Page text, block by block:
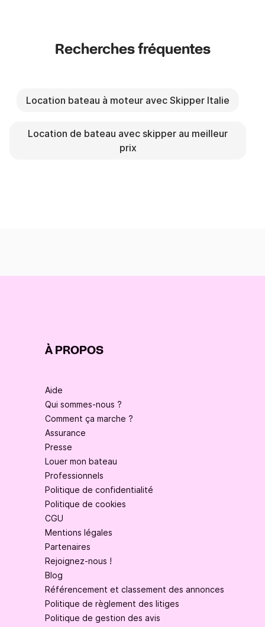
Recherches fréquentes
Location bateau à moteur avec Skipper Italie
Location de bateau avec skipper au meilleur
prix
À PROPOS
Aide
Qui sommes-nous ?
Comment ça marche ?
Assurance
Presse
Louer mon bateau
Professionnels
Politique de confidentialité
Politique de cookies
CGU
Mentions légales
Partenaires
Rejoignez-nous !
Blog
Référencement et classement des annonces
Politique de règlement des litiges
Politique de gestion des avis